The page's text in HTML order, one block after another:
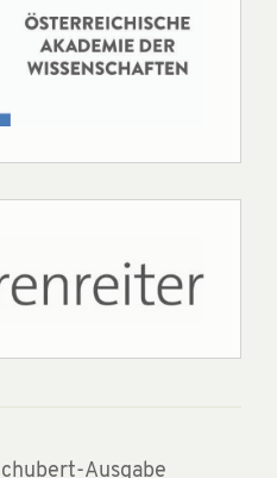
Ausgabe